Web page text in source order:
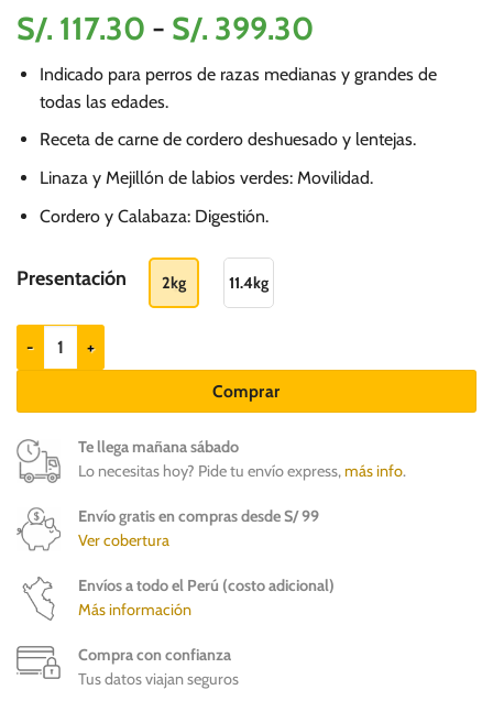
S/. 117.30 - S/. 399.30
precios:
S/.
117.30
Indicado para perros de razas medianas y grandes de
todas las edades.
Receta de carne de cordero deshuesado y lentejas.
Linaza y Mejillón de labios verdes: Movilidad.
Cordero y Calabaza: Digestión.
Presentación 2kg 11.4kg
Nutram T26 Total Grain Free Lamb & Lentils - Todas las razas cantidad
Comprar
Te llega mañana sábado
Lo necesitas hoy? Pide tu envío express,más info.
Envío gratis en compras desde S/ 99
Ver cobertura
Envíos a todo el Perú (costo adicional)
Más información
Compra con confianza
Tus datos viajan seguros